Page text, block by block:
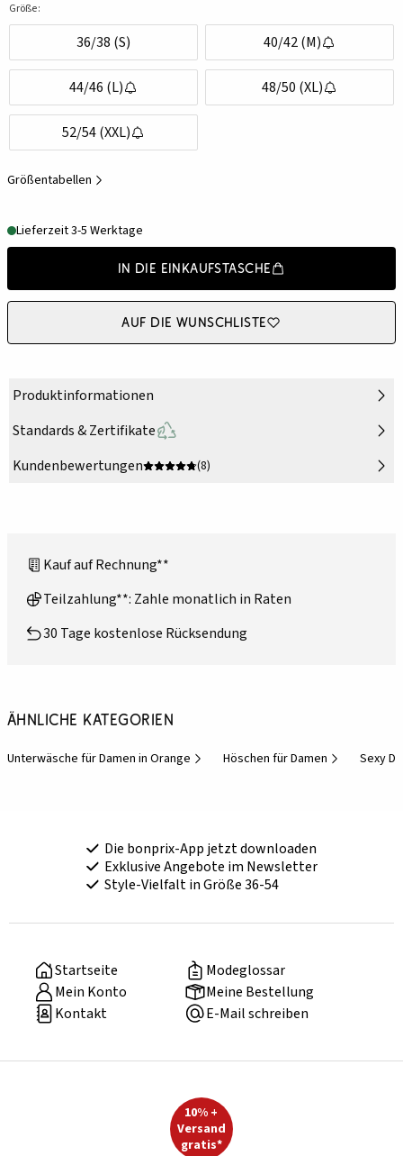
Größe:
36/38 (S) 40/42 (M)
44/46 (L) 48/50 (XL)
52/54 (XXL)
Größentabellen
Lieferzeit 3-5 Werktage
In die Einkaufstasche
Auf die Wunschliste
Produktinformationen
Standards & Zertifikate
Kundenbewertungen
(8)
Kauf auf Rechnung**
Teilzahlung**: Zahle monatlich in Raten
30 Tage kostenlose Rücksendung
Ähnliche Kategorien
Unterwäsche für Damen in Orange Höschen für Damen Sexy
Die bonprix-App jetzt downloaden
Exklusive Angebote im Newsletter
Style-Vielfalt in Größe 36-54
Startseite
Modeglossar
Mein Konto
Meine Bestellung
Kontakt
E-Mail schreiben
10% +
Versand
gratis*